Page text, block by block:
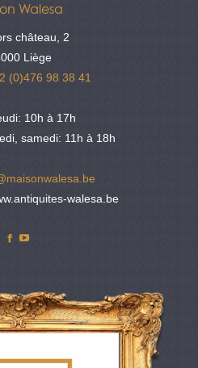
Walesa
château, 2
Liège
(0)476 98 38 41
10h à 17h
samedi: 11h à 18h
walesa.be
Facebook